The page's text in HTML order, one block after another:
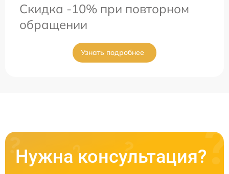
Скидка -10% при повторном
обращении
Узнать подробнее
Нужна консультация?